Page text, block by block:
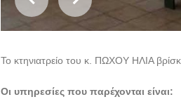
Το κτηνιατρείο του κ. ΠΩΧΟΥ ΗΛΙΑ
Οι υπηρεσίες που παρέχονται είναι: